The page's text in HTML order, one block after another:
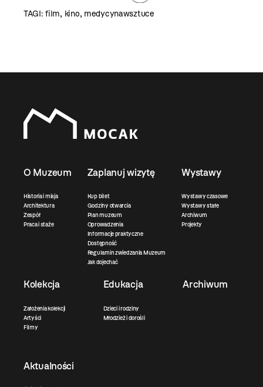
TAGI:film, kino, medycynawsztuce
O Muzeum
Historia i misja
Architektura
Zespół
Praca i staże
Zaplanuj wizytę
Kup bilet
Godziny otwarcia
Plan muzeum
Oprowadzenia
Informacje praktyczne
Dostępność
Regulamin zwiedzania Muzeum
Jak dojechać
Wystawy
Wystawy czasowe
Wystawy stałe
Archiwum
Projekty
Kolekcja
Założenia kolekcji
Artyści
Filmy
Edukacja
Dzieci i rodziny
Młodzież i dorośli
Archiwum
Aktualności